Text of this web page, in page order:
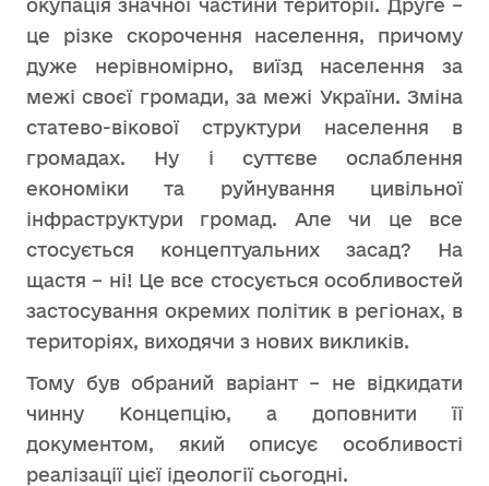
окупація значної частини території. Друге –
це різке скорочення населення, причому
дуже нерівномірно, виїзд населення за
межі своєї громади, за межі України. Зміна
статево-вікової структури населення в
громадах. Ну і суттєве ослаблення
економіки та руйнування цивільної
інфраструктури громад. Але чи це все
стосується концептуальних засад? На
щастя – ні! Це все стосується особливостей
застосування окремих політик в регіонах, в
територіях, виходячи з нових викликів.
Тому був обраний варіант – не відкидати
чинну Концепцію, а доповнити її
документом, який описує особливості
реалізації цієї ідеології сьогодні.